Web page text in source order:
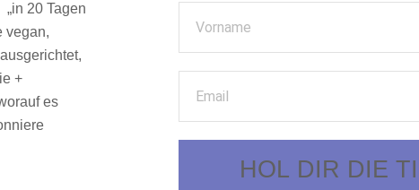
20 Tagen
vegan,
+
es
HOL DIR DIE